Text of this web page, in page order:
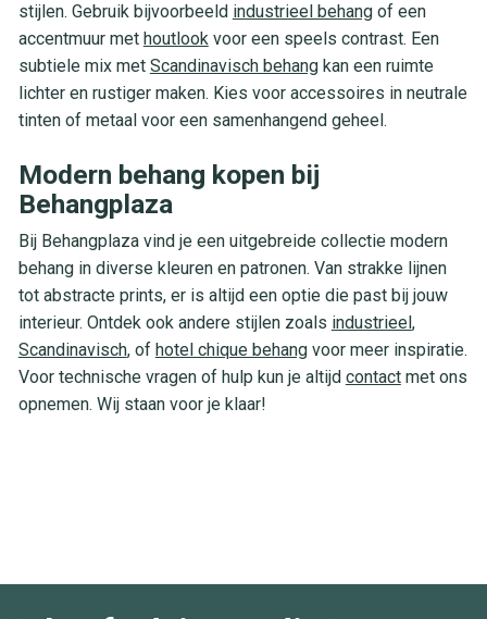
stijlen. Gebruik bijvoorbeeld industrieel behangof een
accentmuur met houtlookvoor een speels contrast. Een
subtiele mix met Scandinavisch behangkan een ruimte
lichter en rustiger maken. Kies voor accessoires in neutrale
tinten of metaal voor een samenhangend geheel.
Modern behang kopen bij
Behangplaza
Bij Behangplaza vind je een uitgebreide collectie modern
behang in diverse kleuren en patronen. Van strakke lijnen
tot abstracte prints, er is altijd een optie die past bij jouw
interieur. Ontdek ook andere stijlen zoals industrieel,
Scandinavisch, of hotel chique behangvoor meer inspiratie.
Voor technische vragen of hulp kun je altijd contactmet ons
opnemen. Wij staan voor je klaar!